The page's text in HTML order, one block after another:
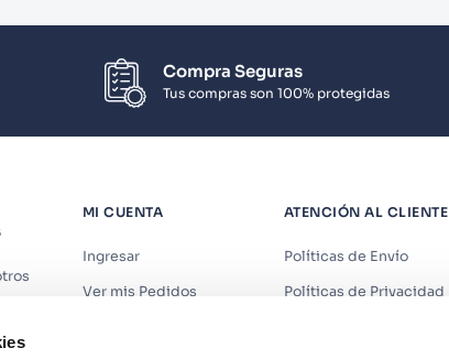
Compra Seguras
Tus compras son 100% protegidas
MI CUENTA
Ingresar
Ver mis Pedidos
ATENCIÓN AL CLIENTE
Políticas de Envío
Políticas de Privacidad